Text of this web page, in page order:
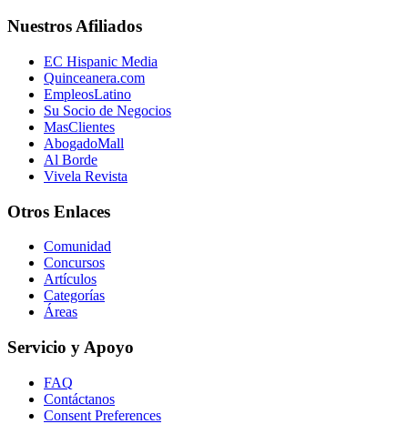
Nuestros Afiliados
EC Hispanic Media
Quinceanera.com
EmpleosLatino
Su Socio de Negocios
MasClientes
AbogadoMall
Al Borde
Vivela Revista
Otros Enlaces
Comunidad
Concursos
Artículos
Categorías
Áreas
Servicio y Apoyo
FAQ
Contáctanos
Consent Preferences